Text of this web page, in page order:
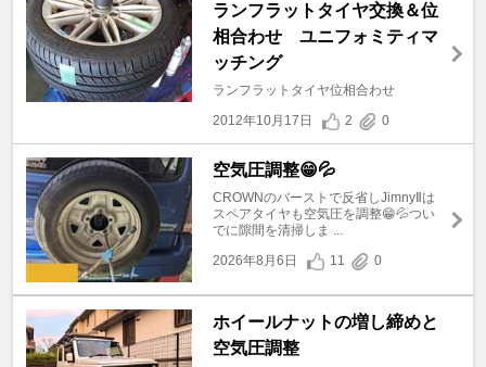
ランフラットタイヤ交換＆位
相合わせ ユニフォミティマ
ッチング
ランフラットタイヤ位相合わせ
2012年10月17日
2 0
空気圧調整😁💦
CROWNのバーストで反省しJimnyⅡは
スペアタイヤも空気圧を調整😁💦つい
でに隙間を清掃しま ...
2026年8月6日
11 0
ホイールナットの増し締めと
空気圧調整